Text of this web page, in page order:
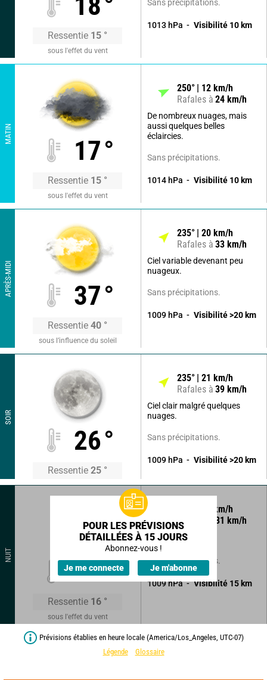
Ressentie 15 °
sous l'effet du vent
Sans précipitations.
1013 hPa Visibilité 10 km
MATIN
17°
Ressentie 15 °
sous l'effet du vent
250° 12 km/h
Rafales à 24 km/h
De nombreux nuages, mais
aussi quelques belles
éclaircies.
Sans précipitations.
1014 hPa Visibilité 10 km
APRÈS-MIDI 37°
Ressentie 40 °
sous l’influence du soleil
235° 20 km/h
Rafales à 33 km/h
Ciel variable devenant peu
nuageux.
Sans précipitations.
1009 hPa Visibilité >20 km
SOIR
26°
Ressentie 25 °
235° 21 km/h
Rafales à 39 km/h
Ciel clair malgré quelques
nuages.
Sans précipitations.
1009 hPa Visibilité >20 km
NUIT
18°
Ressentie 16 °
sous l'effet du vent
km/h
Rafales à
31 km/h
Ciel clair.
Sans précipitations.
1009hPa Visibilité 15 km
POUR LES PRÉVISIONS
DÉTAILLÉES À 15 JOURS
Abonnez-vous !
Je me connecte Je m'abonne
Prévisions établies en heure locale (America/Los_Angeles, UTC-07)
Légende
Glossaire